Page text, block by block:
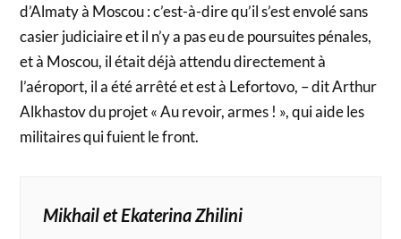
d’Almaty à Moscou : c’est-à-dire qu’il s’est envolé sans
casier judiciaire et il n’y a pas eu de poursuites pénales,
et à Moscou, il était déjà attendu directement à
l’aéroport, il a été arrêté et est à Lefortovo, – dit Arthur
Alkhastov du projet « Au revoir, armes ! », qui aide les
militaires qui fuient le front.
Mikhail et Ekaterina Zhilini